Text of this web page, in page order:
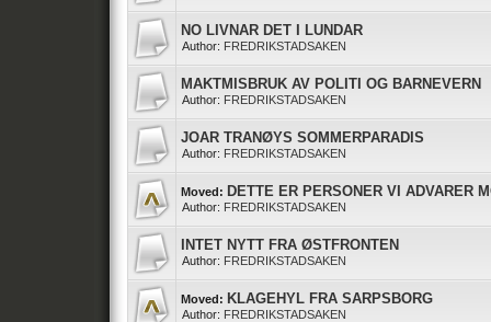
NO LIVNAR DET I LUNDAR
Author: FREDRIKSTADSAKEN
MAKTMISBRUK AV POLITI OG BARNEVERN
Author: FREDRIKSTADSAKEN
JOAR TRANØYS SOMMERPARADIS
Author: FREDRIKSTADSAKEN
Moved: DETTE ER PERSONER VI ADVARER
Author: FREDRIKSTADSAKEN
INTET NYTT FRA ØSTFRONTEN
Author: FREDRIKSTADSAKEN
Moved: KLAGEHYL FRA SARPSBORG
Author: FREDRIKSTADSAKEN